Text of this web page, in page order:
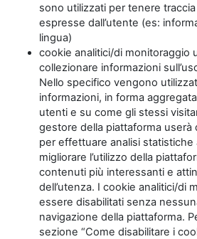
sono utilizzati per tenere
espresse dall’utente (es:
lingua)
cookie analitici/di monitoraggio
collezionare informazioni
Nello specifico vengono
informazioni, in forma
utenti e su come gli stessi
gestore della piattaforma userà
per effettuare analisi statistiche
migliorare l’utilizzo della
contenuti più interessanti e
dell’utenza. I cookie analitici/di
essere disabilitati senza
navigazione della piattaforma.
sezione “Come disabilitare i